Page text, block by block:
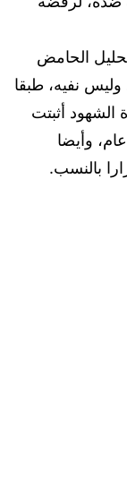
الحامض
نفيه، طبقا
الشهود أثبتت
وأيضا
بالنسب.